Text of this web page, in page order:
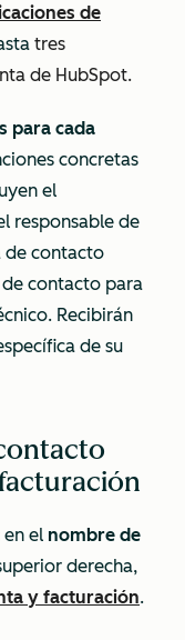
de
tres
de HubSpot.
para cada
concretas
el
responsable de
de contacto
contacto para
Recibirán
de su
en el nombre de
derecha,
y facturación.